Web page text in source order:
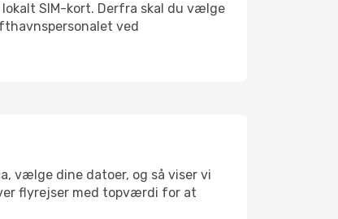
lokalt SIM-kort. Derfra skal du vælge
ved
vælge dine datoer, og så viser vi
flyrejser med topværdi for at